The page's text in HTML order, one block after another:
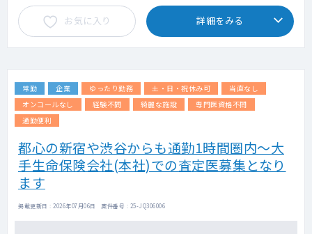
お気に入り 詳細をみる
常勤 企業 ゆったり勤務 土・日・祝休み可
当直なし
オンコールなし
経験不問 綺麗な施設
専門医資格不問
通勤便利
都心の新宿や渋谷からも通勤1時間圏内～大
手生命保険会社(本社)での査定医募集となり
ます
掲載更新日 : 2026年07月06日 案件番号 : 25-JQ306006